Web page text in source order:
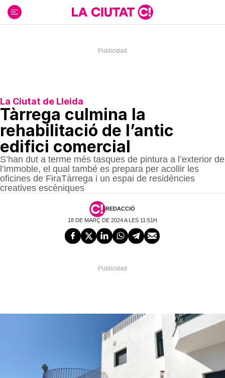
contenido
La Ciutat de Lleida
Tàrrega culmina la
rehabilitació de l’antic
edifici comercial
S’han dut a terme més tasques de pintura a l’exterior de
l’immoble, el qual també es prepara per acollir les
oficines de FiraTàrrega i un espai de residències
creatives escèniques
REDACCIÓ
18 DE MARÇ DE 2024 A LES 11:51H